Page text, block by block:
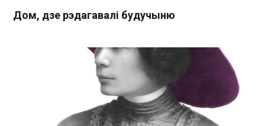
Дом, дзе рэдагавалі будучыню